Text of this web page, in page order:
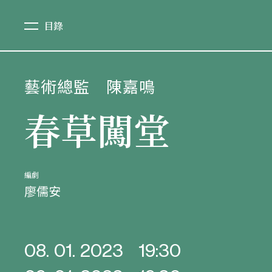
藝術總監 陳嘉鳴
春草闖堂
編劇
廖儒安
08. 01. 2023
19:30
目錄